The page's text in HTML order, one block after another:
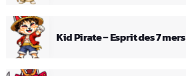
Kid Pirate – Esprit des 7 mers